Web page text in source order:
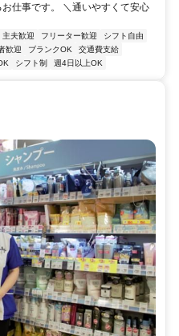
仕事です。 ＼通いやすくて安心
主夫歓迎 フリーター歓迎
シフト自由
歓迎 ブランクOK
交通費支給
シフト制 週4日以上OK